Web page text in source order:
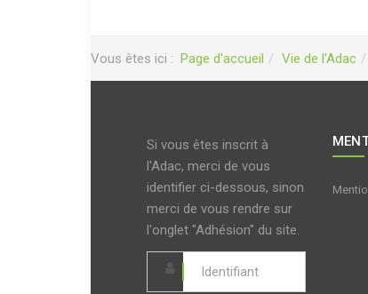
Vous êtes ici : Page d'accueil Vie de l'Adac
Si vous êtes inscrit à
l'Adac, merci de vous
identifier ci-dessous, sinon
merci de vous rendre sur
l'onglet "Adhésion" du site.